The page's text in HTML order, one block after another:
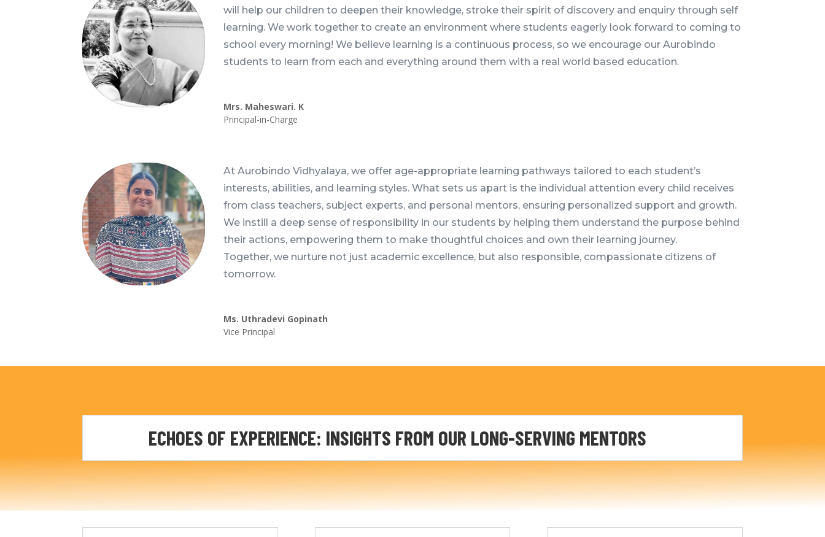
will help our children to deepen their knowledge, stroke their spirit of discovery and enquiry through self
learning. We work together to create an environment where students eagerly look forward to coming to
school every morning! We believe learning is a continuous process, so we encourage our Aurobindo
students to learn from each and everything around them with a real world based education.
Mrs. Maheswari. K
Principal-in-Charge
At Aurobindo Vidhyalaya, we offer age-appropriate learning pathways tailored to each student’s
interests, abilities, and learning styles. What sets us apart is the individual attention every child receives
from class teachers, subject experts, and personal mentors, ensuring personalized support and growth.
We instill a deep sense of responsibility in our students by helping them understand the purpose behind
their actions, empowering them to make thoughtful choices and own their learning journey.
Together, we nurture not just academic excellence, but also responsible, compassionate citizens of
tomorrow.
Ms. Uthradevi Gopinath
Vice Principal
ECHOES OF EXPERIENCE: INSIGHTS FROM OUR LONG-SERVING MENTORS